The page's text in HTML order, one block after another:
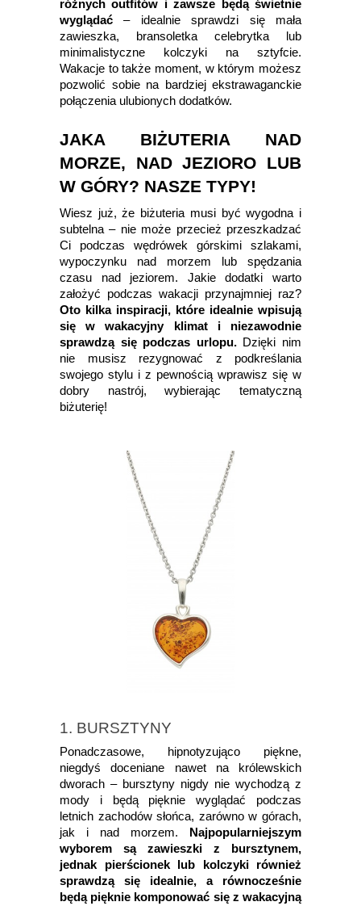
różnych outfitów i zawsze będą świetnie
wyglądać – idealnie sprawdzi się mała
zawieszka, bransoletka celebrytka lub
minimalistyczne kolczyki na sztyfcie.
Wakacje to także moment, w którym możesz
pozwolić sobie na bardziej ekstrawaganckie
połączenia ulubionych dodatków.
JAKA BIŻUTERIA NAD
MORZE, NAD JEZIORO LUB
W GÓRY? NASZE TYPY!
Wiesz już, że biżuteria musi być wygodna i
subtelna – nie może przecież przeszkadzać
Ci podczas wędrówek górskimi szlakami,
wypoczynku nad morzem lub spędzania
czasu nad jeziorem. Jakie dodatki warto
założyć podczas wakacji przynajmniej raz?
Oto kilka inspiracji, które idealnie wpisują
się w wakacyjny klimat i niezawodnie
sprawdzą się podczas urlopu.Dzięki nim
nie musisz rezygnować z podkreślania
swojego stylu i z pewnością wprawisz się w
dobry nastrój, wybierając tematyczną
biżuterię!
1. BURSZTYNY
Ponadczasowe, hipnotyzująco piękne,
niegdyś doceniane nawet na królewskich
dworach – bursztyny nigdy nie wychodzą z
mody i będą pięknie wyglądać podczas
letnich zachodów słońca, zarówno w górach,
jak i nad morzem.
Najpopularniejszym
wyborem są zawieszki z bursztynem,
jednak pierścionek lub kolczyki również
sprawdzą się idealnie, a równocześnie
będą pięknie komponować się z wakacyjną